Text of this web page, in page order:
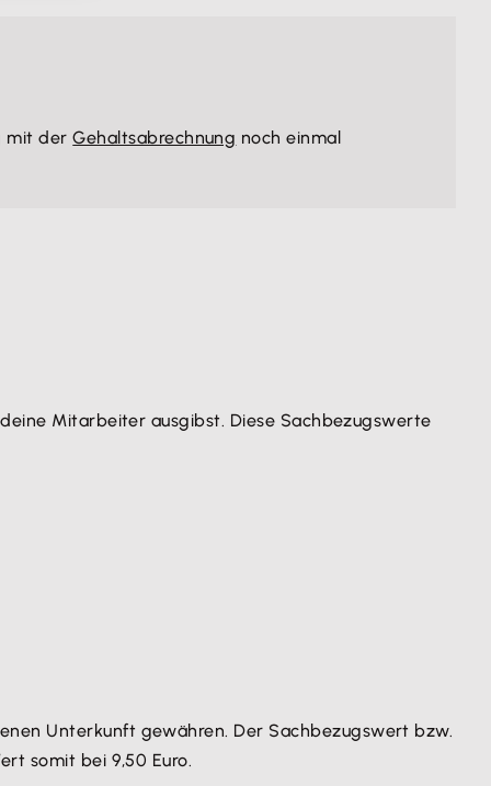
mit derGehaltsabrechnung noch einmal
Mitarbeiter ausgibst. Diese Sachbezugswerte
Unterkunft gewähren. Der Sachbezugswert bzw.
somit bei 9,50 Euro.